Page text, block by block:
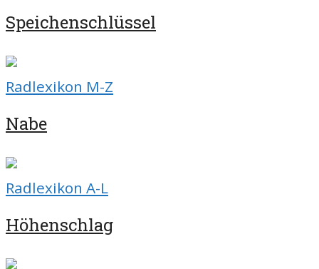
Speichenschlüssel
Radlexikon M-Z
Nabe
Radlexikon A-L
Höhenschlag